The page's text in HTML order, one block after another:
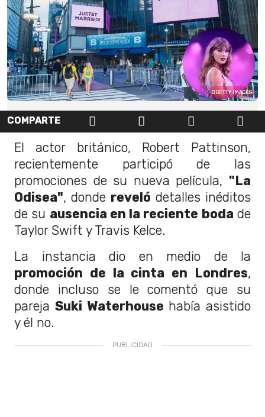
GETTY IMAGES
COMPARTE
El actor británico, Robert Pattinson,
recientemente participó de las
promociones de su nueva película, "La
Odisea", donde reveló detalles inéditos
de su ausencia en la reciente boda de
Taylor Swift y Travis Kelce.
La instancia dio en medio de la
promoción de la cinta en Londres,
donde incluso se le comentó que su
pareja Suki Waterhouse había asistido
y él no.